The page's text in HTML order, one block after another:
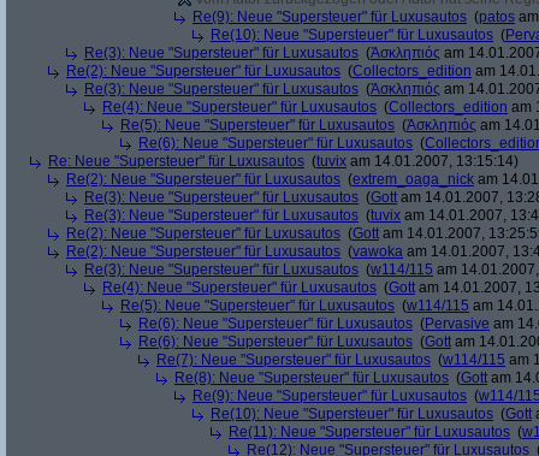
Re(9): Neue "Supersteuer" für Luxusautos (patos
Re(10): Neue "Supersteuer" für Luxusautos (
Re(3): Neue "Supersteuer" für Luxusautos (Ἀσκληπιός am
Re(2): Neue "Supersteuer" für Luxusautos (Collectors_edition am
Re(3): Neue "Supersteuer" für Luxusautos (Ἀσκληπιός am
Re(4): Neue "Supersteuer" für Luxusautos (Collectors_edition am
Re(5): Neue "Supersteuer" für Luxusautos (Ἀσκληπιός am
Re(6): Neue "Supersteuer" für Luxusautos (
Re: Neue "Supersteuer" für Luxusautos (tuvix am 14.01.2007, 13:15:14)
Re(2): Neue "Supersteuer" für Luxusautos (extrem_oaga_nick am
Re(3): Neue "Supersteuer" für Luxusautos (Gott am 14.01.2007,
Re(3): Neue "Supersteuer" für Luxusautos (tuvix am 14.01.2007,
Re(2): Neue "Supersteuer" für Luxusautos (Gott am 14.01.2007,
Re(2): Neue "Supersteuer" für Luxusautos (vawoka am 14.01.2007,
Re(3): Neue "Supersteuer" für Luxusautos (w114/115 am
Re(4): Neue "Supersteuer" für Luxusautos (Gott am 14.01.2007,
Re(5): Neue "Supersteuer" für Luxusautos (w114/115 am
Re(6): Neue "Supersteuer" für Luxusautos (Pervasive am
Re(6): Neue "Supersteuer" für Luxusautos (Gott am
Re(7): Neue "Supersteuer" für Luxusautos (w114/115 am
Re(8): Neue "Supersteuer" für Luxusautos (Gott am
Re(9): Neue "Supersteuer" für Luxusautos (w114/
Re(10): Neue "Supersteuer" für Luxusautos (Gott
Re(11): Neue "Supersteuer" für Luxusautos (
Re(12): Neue "Supersteuer" für Luxusautos